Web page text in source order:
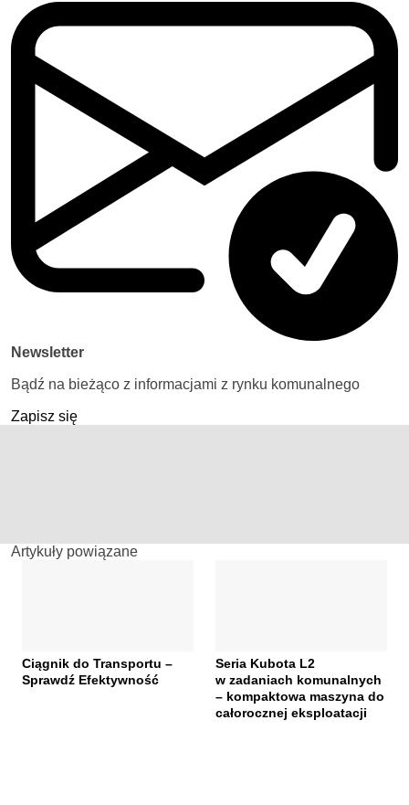
Newsletter
Bądź na bieżąco z informacjami z rynku komunalnego
Zapisz się
Artykuły powiązane
Ciągnik do Transportu –
Sprawdź Efektywność
Seria Kubota L2
w zadaniach komunalnych
– kompaktowa maszyna do
całorocznej eksploatacji